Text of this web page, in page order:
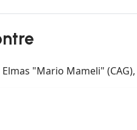
"Mario Mameli"